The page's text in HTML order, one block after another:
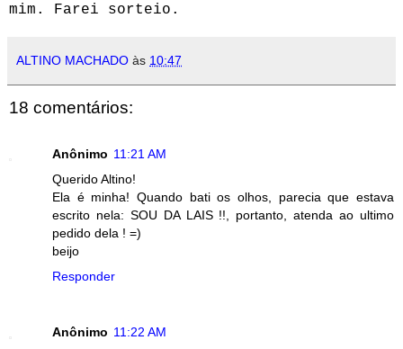
mim. Farei sorteio.
ALTINO MACHADO às 10:47
18 comentários:
Anônimo 11:21 AM
Querido Altino!
Ela é minha! Quando bati os olhos, parecia que estava
escrito nela: SOU DA LAIS !!, portanto, atenda ao ultimo
pedido dela ! =)
beijo
Responder
Anônimo 11:22 AM